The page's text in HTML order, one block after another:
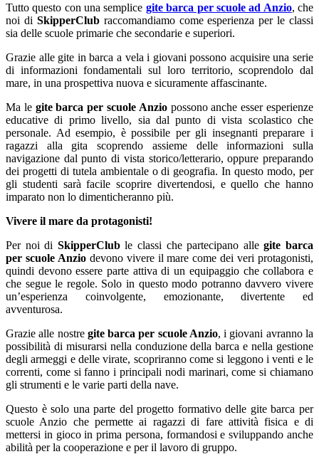
Tutto questo con una semplice gite barca per scuole ad Anzio, che
noi di SkipperClubraccomandiamo come esperienza per le classi
sia delle scuole primarie che secondarie e superiori.
Grazie alle gite in barca a vela i giovani possono acquisire una serie
di informazioni fondamentali sul loro territorio, scoprendolo dal
mare, in una prospettiva nuova e sicuramente affascinante.
Ma le gite barca per scuole Anziopossono anche esser esperienze
educative di primo livello, sia dal punto di vista scolastico che
personale. Ad esempio, è possibile per gli insegnanti preparare i
ragazzi alla gita scoprendo assieme delle informazioni sulla
navigazione dal punto di vista storico/letterario, oppure preparando
dei progetti di tutela ambientale o di geografia. In questo modo, per
gli studenti sarà facile scoprire divertendosi, e quello che hanno
imparato non lo dimenticheranno più.
Vivere il mare da protagonisti!
Per noi di SkipperCluble classi che partecipano allegite barca
per scuole Anziodevono vivere il mare come dei veri protagonisti,
quindi devono essere parte attiva di un equipaggio che collabora e
che segue le regole. Solo in questo modo potranno davvero vivere
un’esperienza coinvolgente, emozionante, divertente ed
avventurosa.
Grazie alle nostre gite barca per scuole Anzio, i giovani avranno la
possibilità di misurarsi nella conduzione della barca e nella gestione
degli armeggi e delle virate, scopriranno come si leggono i venti e le
correnti, come si fanno i principali nodi marinari, come si chiamano
gli strumenti e le varie parti della nave.
Questo è solo una parte del progetto formativo delle gite barca per
scuole Anzio che permette ai ragazzi di fare attività fisica e di
mettersi in gioco in prima persona, formandosi e sviluppando anche
abilità per la cooperazione e per il lavoro di gruppo.